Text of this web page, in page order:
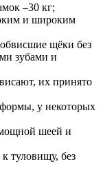
–30 кг;
и широким
щёки без
зубами и
их принято
у некоторых
шеей и
туловищу, без